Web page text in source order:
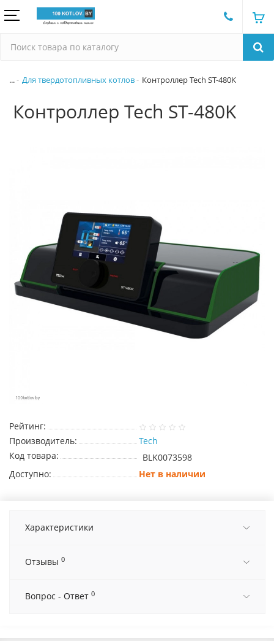
... Для твердотопливных котлов Контроллер Tech ST-480K
Контроллер Tech ST-480K
Рейтинг:
Производитель:
Tech
Код товара:
BLK0073598
Доступно:
Нет в наличии
Характеристики
Отзывы 0
Вопрос - Ответ 0